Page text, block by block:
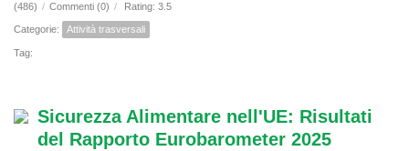
(486) / Commenti (0) / Rating: 3.5
Categorie: Attività trasversali
Tag:
Sicurezza Alimentare nell'UE: Risultati
del Rapporto Eurobarometer 2025